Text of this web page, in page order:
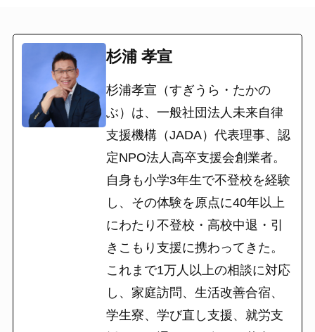
杉浦 孝宣
杉浦孝宣（すぎうら・たかの
ぶ）は、一般社団法人未来自律
支援機構（JADA）代表理事、認
定NPO法人高卒支援会創業者。
自身も小学3年生で不登校を経験
し、その体験を原点に40年以上
にわたり不登校・高校中退・引
きこもり支援に携わってきた。
これまで1万人以上の相談に対応
し、家庭訪問、生活改善合宿、
学生寮、学び直し支援、就労支